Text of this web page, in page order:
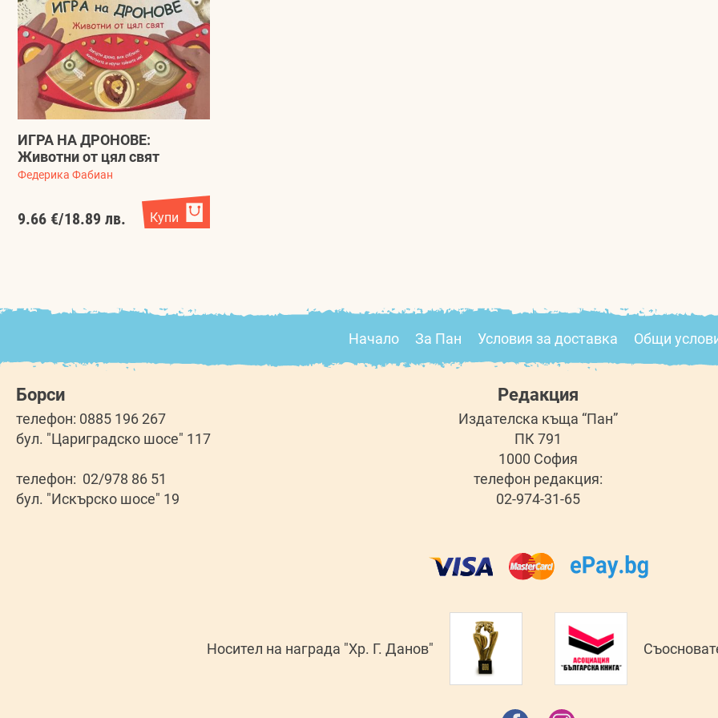
ИГРА НА ДРОНОВЕ:
Животни от цял свят
Федерика Фабиан
9.66 €/18.89 лв. Купи
Начало За Пан Условия за доставка Общи
Борси
телефон: 0885 196 267
бул. "Цариградско шосе" 117
телефон: 02/978 86 51
бул. "Искърско шосе" 19
Редакция
Издателска къща “Пан”
ПК 791
1000 София
телефон редакция:
02-974-31-65
Носител на награда "Хр. Г. Данов"